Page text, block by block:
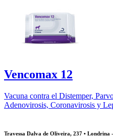
Vencomax 12
Vacuna contra el Distemper,
Adenovirosis, Coronavirosis y
Travessa Dalva de Oliveira, 237 • Londrina